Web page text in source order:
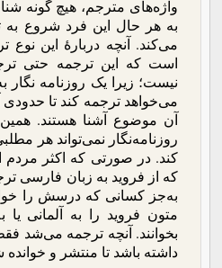
واژه‌های مترجم، هیچ گونه
به هر حال این فرد شروع به
می‌کند. آنچه دربارۀ این
است که این ترجمه حتی
نیست؛ زیرا یک روزنامه
می‌خواهد ترجمه کند تا حدودی
آن موضوع آشنا هستند.
روزنامه‌نگار نمی‌تواند هر
کند. در صورتی که اکثر مردم
که از فروید به زبان فارسی
به‌جز کسانی که درسش را
متون فروید را به آلمانی یا
بخوانند. آنچه ترجمه می‌شد
داشته باشد تا منتشر و خوانده